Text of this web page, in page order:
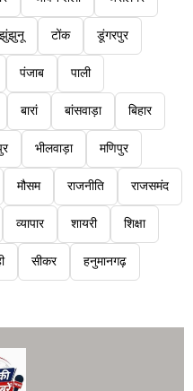
झुंझुनू टोंक डूंगरपुर
पंजाब पाली
बारां बांसवाड़ा बिहार
भीलवाड़ा मणिपुर
मौसम राजनीति राजसमंद
व्यापार शायरी शिक्षा
सीकर हनुमानगढ़